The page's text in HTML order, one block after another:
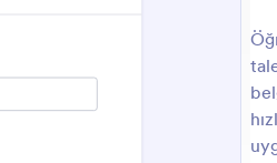
Talep Formu :